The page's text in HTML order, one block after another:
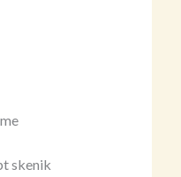
skenik